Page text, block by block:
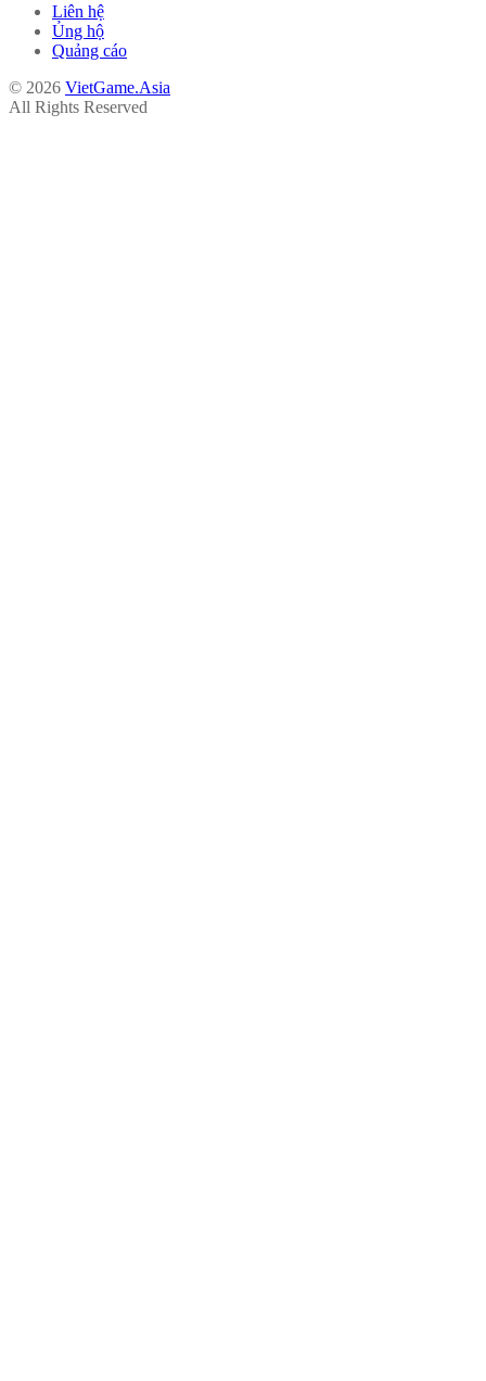
Liên hệ
Ủng hộ
Quảng cáo
© 2026 VietGame.Asia
All Rights Reserved